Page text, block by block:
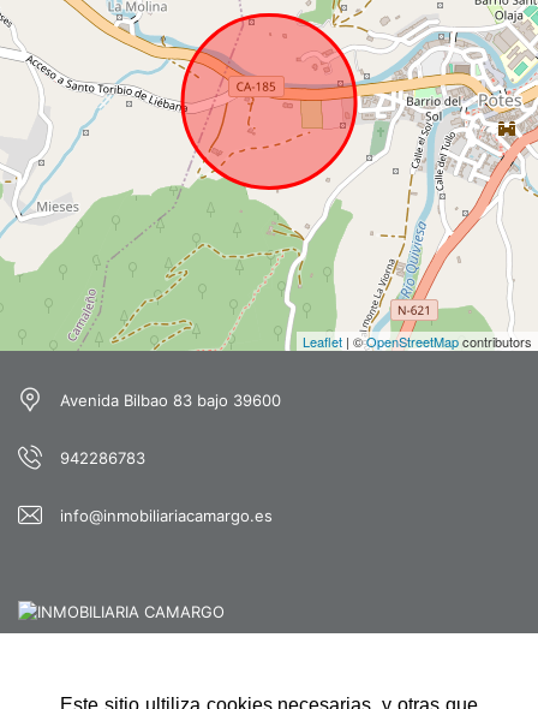
Este sitio ultiliza cookies necesarias, y otras que
Leaflet | ©OpenStreetMapcontributors
Avenida Bilbao 83 bajo 39600
942286783
info@inmobiliariacamargo.es